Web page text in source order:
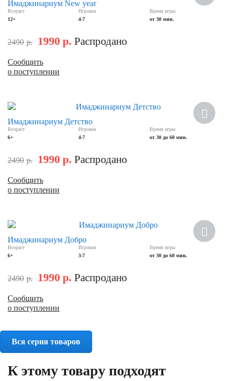
Скидка
Имаджинариум New year
Возраст
12+
Игроков
4-7
Время игры
от 30 мин.
2490 р. 1990 р. Распродано
Сообщить
о поступлении
Имаджинариум Детство
Возраст
6+
Игроков
4-7
Время игры
от 30 до 60 мин.
2490 р. 1990 р. Распродано
Сообщить
о поступлении
Имаджинариум Добро
Возраст
6+
Игроков
3-7
Время игры
от 30 до 60 мин.
2490 р. 1990 р. Распродано
Сообщить
о поступлении
Вся серия товаров
К этому товару подходят